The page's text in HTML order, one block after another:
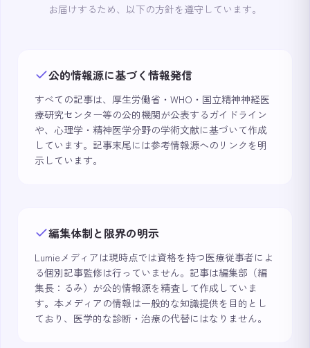
お届けするため、以下の方針を遵守しています。
公的情報源に基づく情報発信
すべての記事は、厚生労働省・WHO・国立精神神経医
療研究センター等の公的機関が公表するガイドライン
や、心理学・精神医学分野の学術文献に基づいて作成
しています。記事末尾には参考情報源へのリンクを明
示しています。
編集体制と限界の明示
Lumieメディアは現時点では資格を持つ医療従事者によ
る個別記事監修は行っていません。記事は編集部（編
集長：るみ）が公的情報源を精査して作成していま
す。本メディアの情報は一般的な知識提供を目的とし
ており、医学的な診断・治療の代替にはなりません。